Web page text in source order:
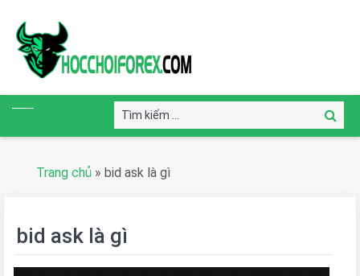
Tìm
kiếm:
Tìm
kiếm
Trang chủ » bid ask là gì
bid ask là gì